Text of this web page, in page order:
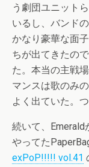
う劇団ユニット
いるし、バンド
かなり豪華な面
ちが出てきたの
た。本当の主戦
マンスは歌のみ
よく出ていた。
続いて、
やってた
exPoP!!!!! vol.41